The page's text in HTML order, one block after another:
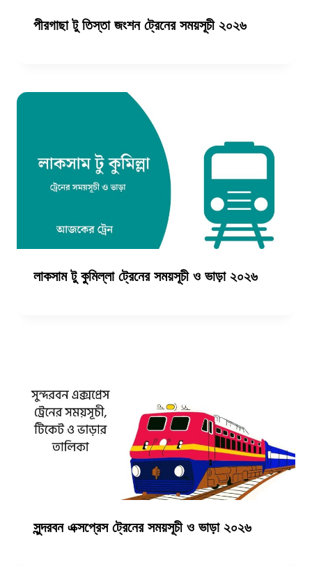
পীরগাছা টু তিস্তা জংশন ট্রেনের সময়সূচী ২০২৬
লাকসাম টু কুমিল্লা ট্রেনের সময়সূচী ও ভাড়া ২০২৬
সুন্দরবন এক্সপ্রেস ট্রেনের সময়সূচী ও ভাড়া ২০২৬